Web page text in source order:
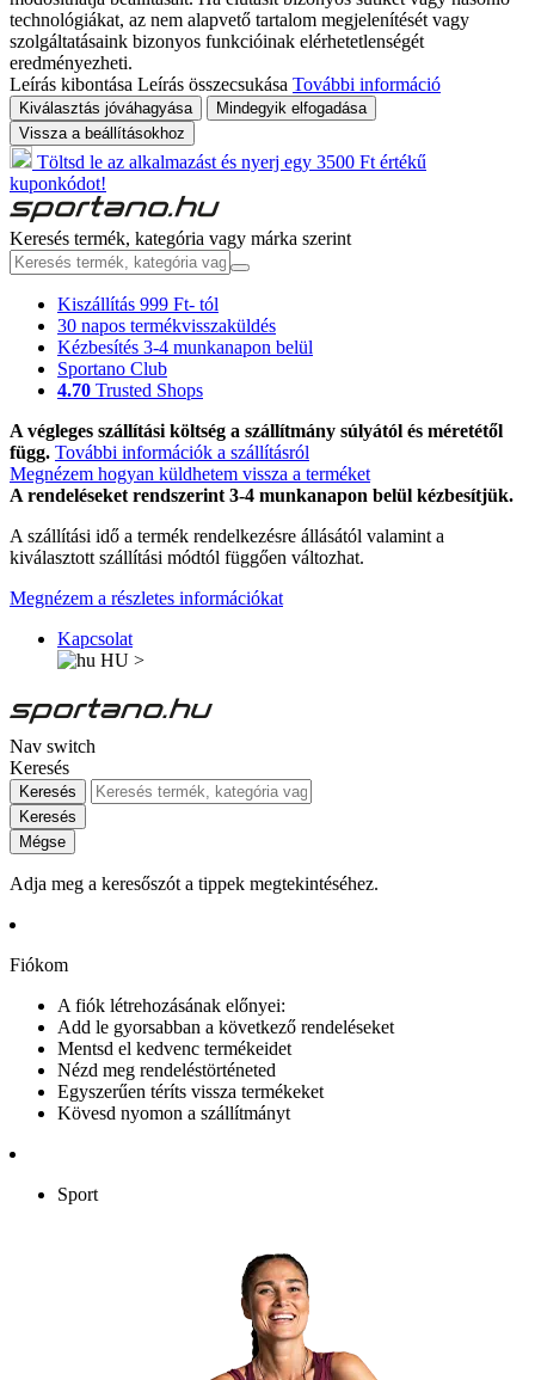
technológiákat, az nem alapvető tartalom megjelenítését vagy
szolgáltatásaink bizonyos funkcióinak elérhetetlenségét
eredményezheti.
Leírás kibontása Leírás összecsukása További információ
Kiválasztás jóváhagyása
Mindegyik elfogadása
Vissza a beállításokhoz
Töltsd le az alkalmazást és nyerj egy 3500 Ft értékű
kuponkódot!
Keresés termék, kategória vagy márka szerint
Kiszállítás 999 Ft- tól
30 napos termékvisszaküldés
Kézbesítés 3-4 munkanapon belül
Sportano Club
4.70 Trusted Shops
A végleges szállítási költség a szállítmány súlyától és méretétől
függ. További információk a szállításról
Megnézem hogyan küldhetem vissza a terméket
A rendeléseket rendszerint 3-4 munkanapon belül kézbesítjük.
A szállítási idő a termék rendelkezésre állásától valamint a
kiválasztott szállítási módtól függően változhat.
Megnézem a részletes információkat
Kapcsolat
HU >
Nav switch
Keresés
Keresés
Keresés
Mégse
Adja meg a keresőszót a tippek megtekintéséhez.
Fiókom
A fiók létrehozásának előnyei:
Add le gyorsabban a következő rendeléseket
Mentsd el kedvenc termékeidet
Nézd meg rendeléstörténeted
Egyszerűen téríts vissza termékeket
Kövesd nyomon a szállítmányt
Sport